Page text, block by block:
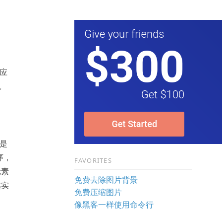
FAVORITES
免费去除图片背景
免费压缩图片
像黑客一样使用命令行